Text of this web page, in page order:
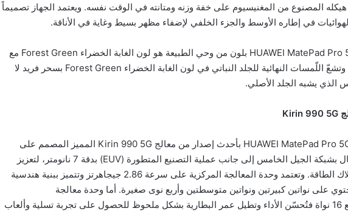
المصنوع من المغنيسيوم على خفة وزنه ومتانته في الوقت نفسه. ويعتمد الجهاز تصميماً
في إطاره الأوسط والجزء الخلفي لإضفاء مظهر بسيط وغاية في الأناقة.
ويتوفر الجهاز اللوحي HUAWEI MatePad Pro 5G بلون من وحي الطبيعة هو لون الغابة الخضراء Forest Green مع
ملمس جلدي نباتي أنيق. وتشعّ اللّمسات النهائية للجلد النباتي في لون الغابة الخضراء Forest Green بسحر فريد لا
الذي يشبه الجلد الأصلي.
Kirin 990 5G
تم تزويد الجهاز اللوحي HUAWEI MatePad Pro 5G بأحدث إصدار من معالج Kirin 990 5G المميز المصمم على
شريحة SoC تدعم الاتّصال بشبكة الجيل الخامس إلى جانب عملية التصنيع المتطورة (EUV) بدقة 7 نانومتر، لتعزيز
الأداء وزيادة كفاءة استهلاك الطاقة. وتعتمد وحدة المعالجة المركزية على سرعة 2.86 جيجاهرتز وتتميز ببنية هندسية
على نواتين كبيرتين ونواتين متوسطتين وأربع نوى صغيرة. أما وحدة معالجة
الرسوماتMali-G76 مع 16 نواة فتُحسّن الأداء وتطيل عمر البطارية بشكل ملحوظ للحصول على تجربة تسلية وألعاب